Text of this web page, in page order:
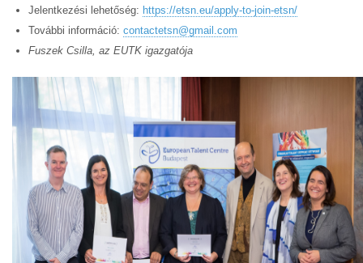
Jelentkezési lehetőség: https://etsn.eu/apply-to-join-etsn/
További információ: contactetsn@gmail.com
Fuszek Csilla, az EUTK igazgatója